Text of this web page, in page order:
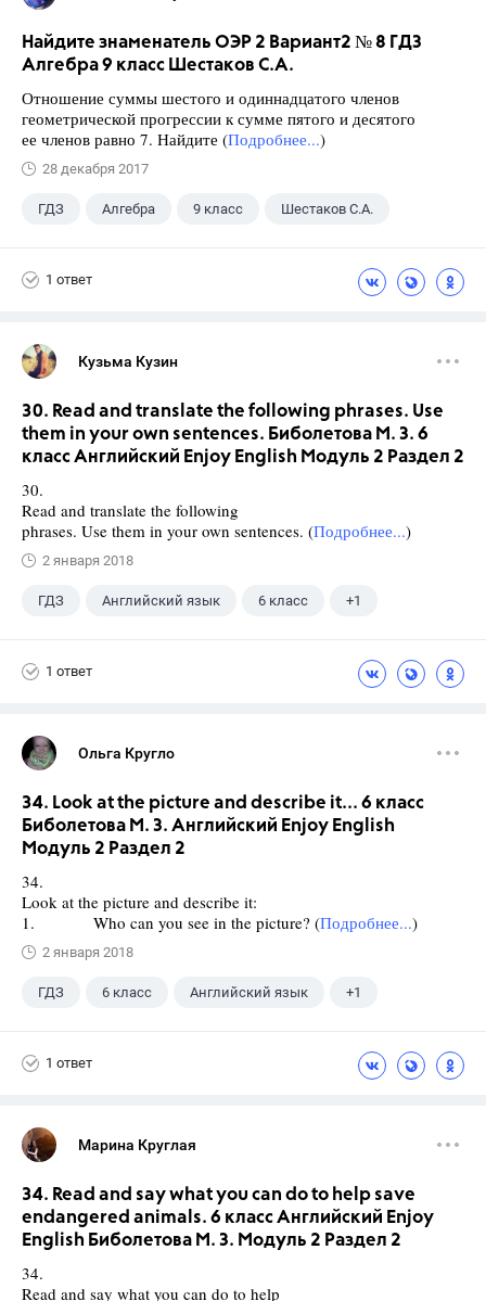
Найдите знаменатель ОЭР 2 Вариант2 № 8 ГДЗ
Алгебра 9 класс Шестаков С.А.
Отношение суммы шестого и одиннадцатого членов
геометрической прогрессии к сумме пятого и десятого
ее членов равно 7. Найдите (Подробнее...)
28 декабря 2017
ГДЗ Алгебра 9 класс Шестаков С.А.
1 ответ
Кузьма Кузин
30. Read and translate the following phrases. Use
them in your own sentences. Биболетова М. З. 6
класс Английский Enjoy English Модуль 2 Раздел 2
30.
Read and translate the following
phrases. Use them in your own sentences. (Подробнее...)
2 января 2018
ГДЗ Английский язык 6 класс +1
1 ответ
Ольга Кругло
34. Look at the picture and describe it... 6 класс
Биболетова М. З. Английский Enjoy English
Модуль 2 Раздел 2
34.
Look at the picture and describe it:
1. Who can you see in the picture? (Подробнее...)
2 января 2018
ГДЗ 6 класс Английский язык +1
1 ответ
Марина Круглая
34. Read and say what you can do to help save
endangered animals. 6 класс Английский Enjoy
English Биболетова М. З. Модуль 2 Раздел 2
34.
Read and say what you can do to help